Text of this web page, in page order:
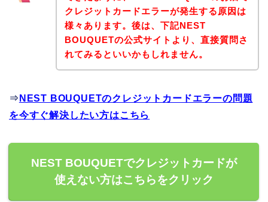
クレジットカードエラーが発生する原因は
様々あります。後は、下記NEST
BOUQUETの公式サイトより、直接質問さ
れてみるといいかもしれません。
⇒ NEST BOUQUETのクレジットカードエラーの問題
を今すぐ解決したい方はこちら
NEST BOUQUETでクレジットカードが
使えない方はこちらをクリック